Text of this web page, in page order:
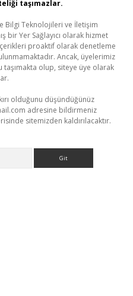
taşımazlar.
Bilgi Teknolojileri ve İletişim
bir Yer Sağlayıcı olarak hizmet
proaktif olarak denetleme
Ancak, üyelerimiz
taşımakta olup, siteye üye olarak
olduğunu düşündüğünüz
adresine bildirmeniz
sitemizden kaldırılacaktır.